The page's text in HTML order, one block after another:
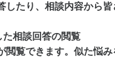
したり、相談内容から
た相談回答の閲覧
閲覧できます。似た悩